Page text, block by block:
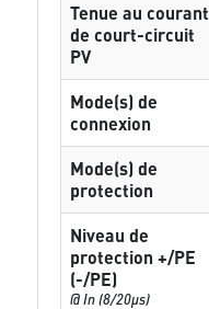
Tenue au courant
de court-circuit
PV
Mode(s) de
connexion
Mode(s) de
protection
Niveau de
protection +/PE
(-/PE)
@ In (8/20µs)